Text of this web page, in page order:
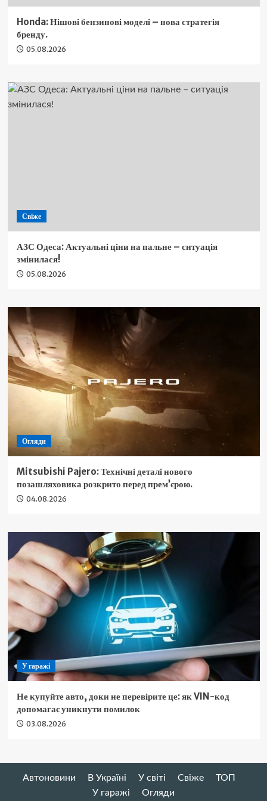
Honda: Нішові бензинові моделі – нова стратегія
бренду.
05.08.2026
Свіже
АЗС Одеса: Актуальні ціни на пальне – ситуація
змінилася!
05.08.2026
Огляди
Mitsubishi Pajero: Технічні деталі нового
позашляховика розкрито перед прем’єрою.
04.08.2026
У гаражі
Не купуйте авто, доки не перевірите це: як VIN-код
допомагає уникнути помилок
03.08.2026
Автоновини В Україні У світі Свіже
ТОП
У гаражі
Огляди